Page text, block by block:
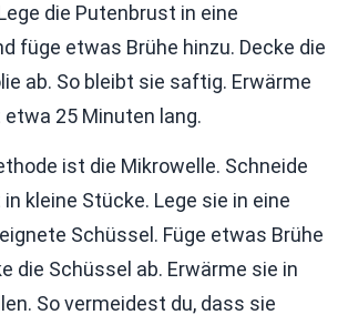
die Putenbrust in eine
füge etwas Brühe hinzu. Decke die
ab. So bleibt sie saftig. Erwärme
25 Minuten lang.
ist die Mikrowelle. Schneide
kleine Stücke. Lege sie in eine
Schüssel. Füge etwas Brühe
die Schüssel ab. Erwärme sie in
So vermeidest du, dass sie